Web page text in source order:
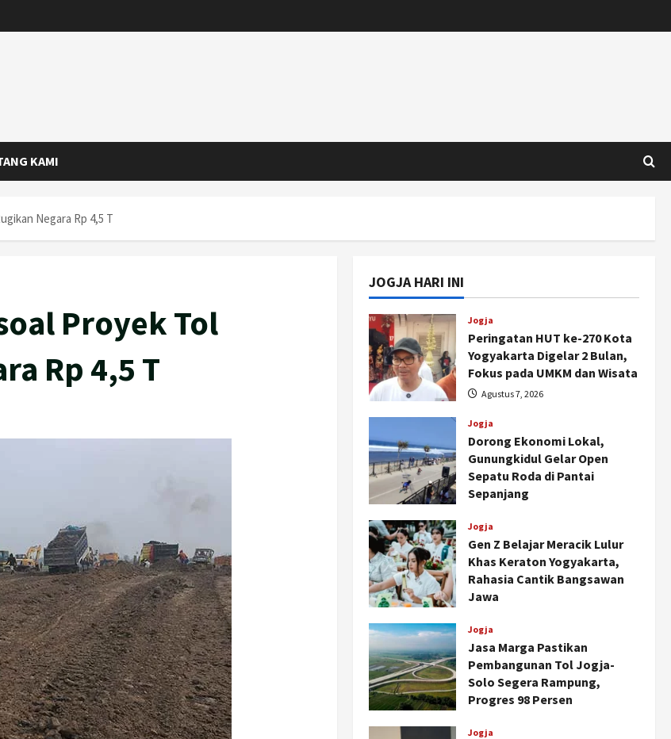
KAMI
Negara Rp 4,5 T
Proyek Tol
Rp 4,5 T
JOGJA HARI INI
Jogja
Peringatan HUT ke-270 Kota
Yogyakarta Digelar 2 Bulan,
Fokus pada UMKM dan Wisata
Agustus 7, 2026
Jogja
Dorong Ekonomi Lokal,
Gunungkidul Gelar Open
Sepatu Roda di Pantai
Sepanjang
Jogja
Gen Z Belajar Meracik Lulur
Khas Keraton Yogyakarta,
Rahasia Cantik Bangsawan
Jawa
Jogja
Jasa Marga Pastikan
Pembangunan Tol Jogja-
Solo Segera Rampung,
Progres 98 Persen
Jogja